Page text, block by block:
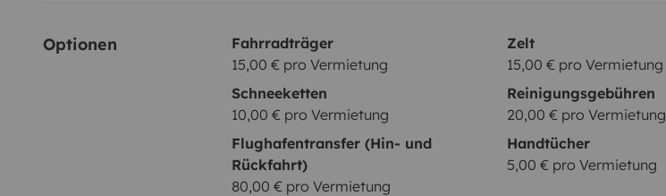
Optionen
Fahrradträger
15,00 € pro Vermietung
Zelt
15,00 € pro Vermietung
Schneeketten
10,00 € pro Vermietung
Reinigungsgebühren
20,00 € pro Vermietung
Flughafentransfer (Hin- und
Rückfahrt)
80,00 € pro Vermietung
Handtücher
5,00 € pro Vermietung